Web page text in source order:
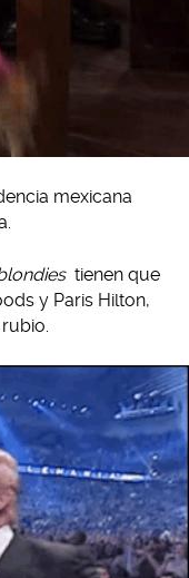
mexicana
tienen que
y Paris Hilton,